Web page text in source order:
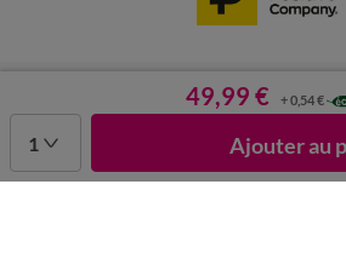
49,99 € + 0,54 €
1 Ajouter au
Mentions légales Données